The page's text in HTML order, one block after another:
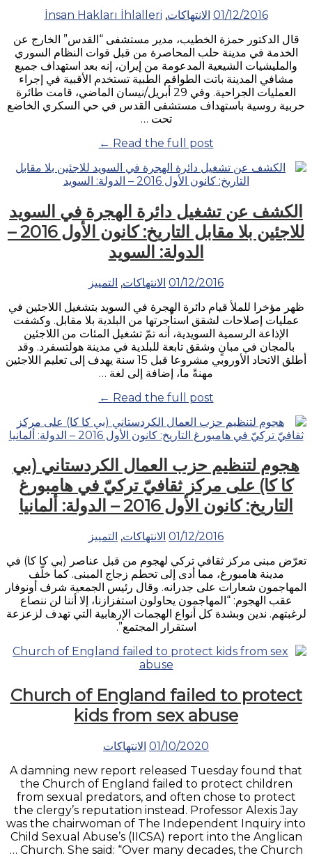
01/12/2016 الانتهاكات,
İnsan Hakları İhlalleri
قال الدكتور حمزة الخطيب، مدير مستشفى “القدس” الخارج عن
الخدمة في مدينة حلب المحاصرة من قبل قوات النظام السوري
والمليشيات الشيعية المدعومة من إيران، إنه بعد استهداف جميع
مشافي المدينة باتت الطواقم الطبية تستخدم الأقبية في إجراء
العمليات الجراحية. وفي 29 أبريل/نيسان الماضي، قامت طائرة
حربية روسية باستهداف مستشفى القدس في حي السكري الخاضع
تحت …
Read the full post ←
في
حلب
في
أقبية
المنازل
2016
الدولة:
سوريا”
الكشف عن تشغيل دائرة الهجرة في السويد
للاجئين بلا مقابل التاريخ: كانون الأول 2016 –
الدولة: السويد
01/12/2016 الانتهاكات, التمييز
ظهر مؤخرا للملأ قيام دائرة الهجرة في السويد بتشغيل اللاجئين في
عمليات إصلاحات لشقق استأجرتها من البلدية بلا مقابل. وكشفت
الإذاعة الرسمية السويدية، أنه تمّ تشغيل المئات من اللاجئين
بالمجان في مبانٍ وشقق تابعة للبلدية في مدينة هولتسفرد. وقد
أطلق الاتحاد الأوروبي مشروعا قبل 15 سنة يهدف إلى تعليم اللاجئين
مهنةً ما، إضافة إلى لغة …
Read the full post ←
تشغيل
دائرة
في
السويد
للاجئين
بلا
مقابل
كانون
الأول
2016
–
الدولة:
السويد”
هجوم لتنظيم حزب العمال الكردستاني (بي
كا كا) على مركز ثقافيّ تركيّ في هامبورغ
التاريخ: كانون الأول 2016 – الدولة: ألمانيا
01/12/2016 الانتهاكات, التمييز
تعرّض مبنى مركز ثقافي تركي لهجوم من قبل عناصر (بي كا كا) في
مدينة هامبورغ، مما أدى إلى تحطم زجاج المبنى. كما خلّف
المهاجمون شعارات على جدرانه. وقال رئيس الجمعية شرف أونوفار
عقب الهجوم: “المهاجمون يحاولون استفزازنا، إلا أننا لن ننصاع
لرغبتهم. ندين وبشدة كل أنواع الهجمات الإرهابية التي تهدف لزعزعة
استقرار المجتمع”.
Church of England failed to protect
kids from sex abuse
01/10/2020 الانتهاكات
A damning new report released Tuesday found that
the Church of England failed to protect children
from sexual predators, and often chose to protect
the clergy’s reputation instead. Professor Alexis Jay
was the chairwoman of The Independent Inquiry into
Child Sexual Abuse’s (IICSA) report into the Anglican
Church. She said: “Over many decades, the Church …